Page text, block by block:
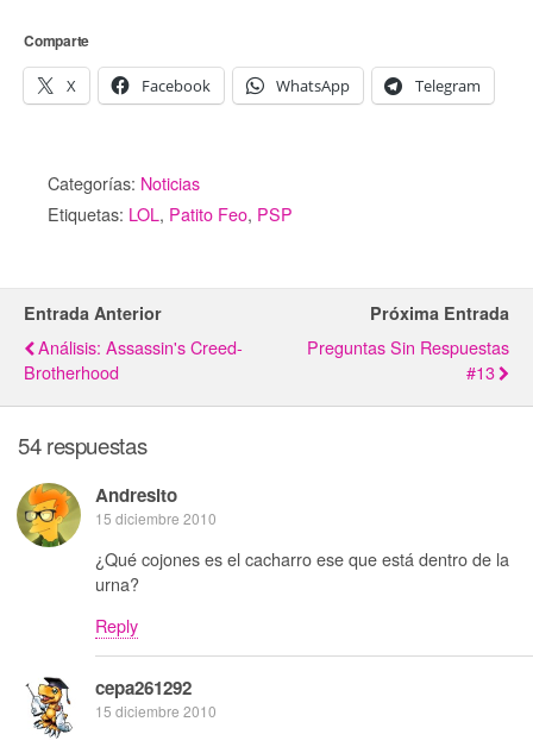
Comparte
X Facebook WhatsApp Telegram
Categorías: Noticias
Etiquetas: LOL, Patito Feo, PSP
Entrada Anterior
Análisis: Assassin's Creed-
Brotherhood
Próxima Entrada
Preguntas Sin Respuestas
#13
54 respuestas
Andresito
15 diciembre 2010
¿Qué cojones es el cacharro ese que está dentro de la
urna?
Reply
cepa261292
15 diciembre 2010